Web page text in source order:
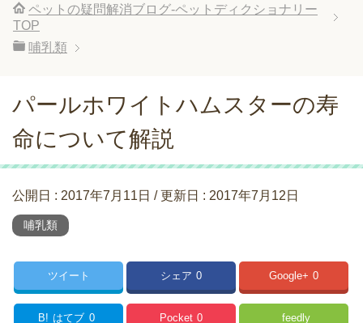
ペットの疑問解消ブログ-ペットディクショナリー
TOP
哺乳類
パールホワイトハムスターの寿
命について解説
公開日 : 2017年7月11日 / 更新日 : 2017年7月12日
哺乳類
ツイート シェア 0 Google+ 0
B! はてブ 0 Pocket 0 feedly